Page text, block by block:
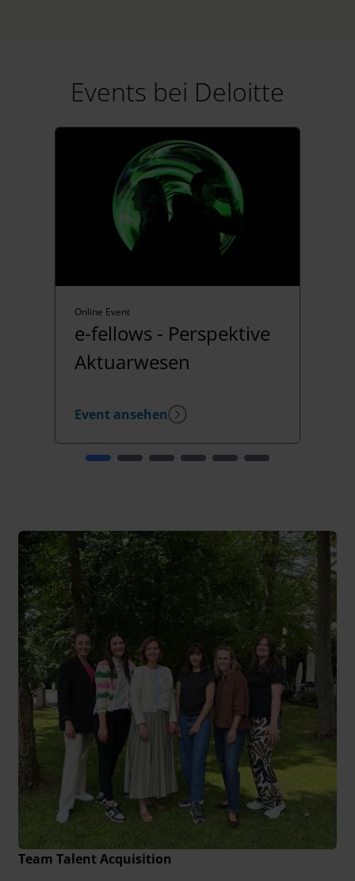
Events bei Deloitte
Online Event
e-fellows - Perspektive
Aktuarwesen
Event ansehen
Team Talent Acquisition